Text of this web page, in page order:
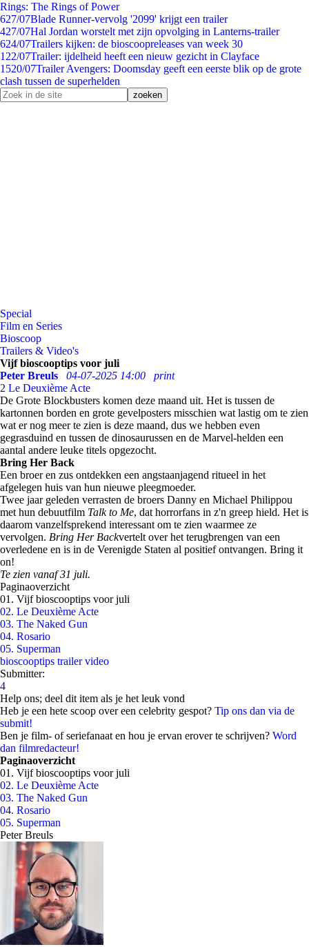
Rings: The Rings of Power
627/07Blade Runner-vervolg '2099' krijgt een trailer
427/07Hal Jordan worstelt met zijn opvolging in Lanterns-trailer
624/07Trailers kijken: de bioscoopreleases van week 30
1 22/07Trailer: ijdelheid heeft een nieuw gezicht in Clayface
1520/07Trailer Avengers: Doomsday geeft een eerste blik op de grote
clash tussen de superhelden
Special
Film en Series
Bioscoop
Trailers & Video's
Vijf bioscooptips voor juli
Peter Breuls
04-07-2025 14:00
print
2 Le Deuxième Acte
De Grote Blockbusters komen deze maand uit. Het is tussen de
kartonnen borden en grote gevelposters misschien wat lastig om te zien
wat er nog meer te zien is deze maand, dus we hebben even
gegrasduind en tussen de dinosaurussen en de Marvel-helden een
aantal andere leuke titels opgezocht.
Bring Her Back
Een broer en zus ontdekken een angstaanjagend ritueel in het
afgelegen huis van hun nieuwe pleegmoeder.
Twee jaar geleden verrasten de broers Danny en Michael Philippou
met hun debuutfilm Talk to Me, dat horrorfans in z'n greep hield. Het is
daarom vanzelfsprekend interessant om te zien waarmee ze
vervolgen. Bring Her Backvertelt over het terugbrengen van een
overledene en is in de Verenigde Staten al positief ontvangen. Bring it
on!
Te zien vanaf 31 juli.
Paginaoverzicht
01. Vijf bioscooptips voor juli
02. Le Deuxième Acte
03. The Naked Gun
04. Rosario
05. Superman
bioscooptips trailer video
Submitter:
4
Help ons; deel dit item als je het leuk vond
Heb je een hete scoop over een celebrity gespot? Tip ons dan via de
submit!
Ben je film- of seriefanaat en hou je ervan erover te schrijven? Word
dan filmredacteur!
Paginaoverzicht
01. Vijf bioscooptips voor juli
02. Le Deuxième Acte
03. The Naked Gun
04. Rosario
05. Superman
Peter Breuls